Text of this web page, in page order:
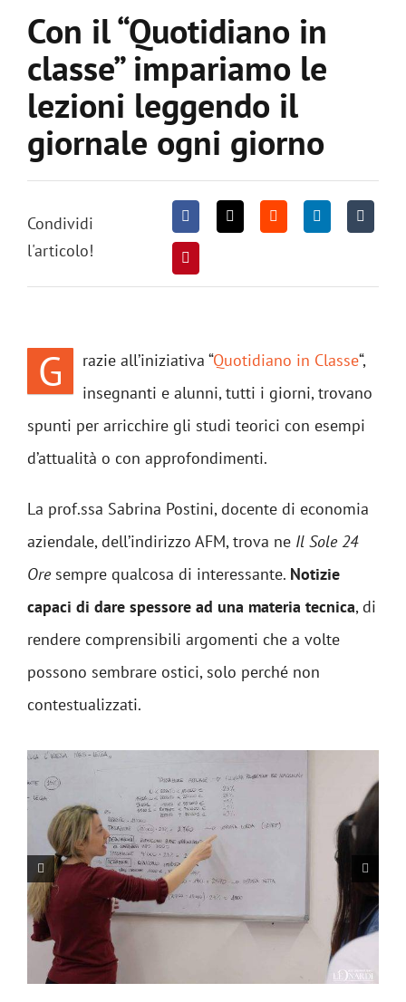
Con il “Quotidiano in
classe” impariamo le
lezioni leggendo il
giornale ogni giorno
Condividi
l'articolo!
G razie all’iniziativa “Quotidiano in Classe“,
insegnanti e alunni, tutti i giorni, trovano
spunti per arricchire gli studi teorici con esempi
d’attualità o con approfondimenti.
La prof.ssa Sabrina Postini, docente di economia
aziendale, dell’indirizzo AFM, trova ne Il Sole 24
Oresempre qualcosa di interessante. Notizie
capaci di dare spessore ad una materia tecnica, di
rendere comprensibili argomenti che a volte
possono sembrare ostici, solo perché non
contestualizzati.